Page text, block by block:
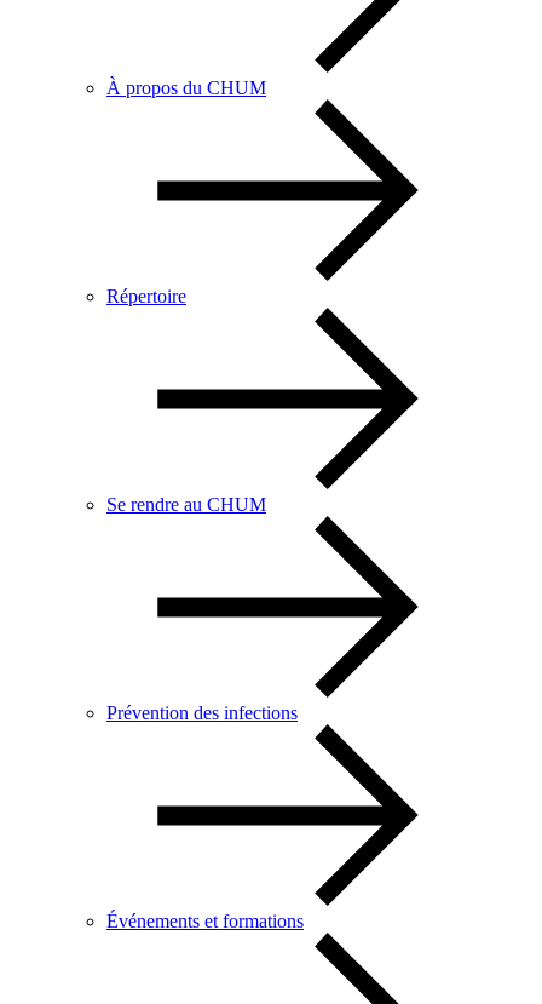
À propos du CHUM
Répertoire
Se rendre au CHUM
Prévention des infections
Événements et formations